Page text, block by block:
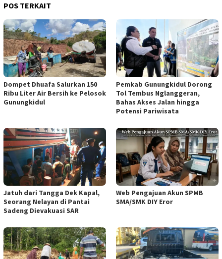
POS TERKAIT
Dompet Dhuafa Salurkan 150
Ribu Liter Air Bersih ke Pelosok
Gunungkidul
Pemkab Gunungkidul Dorong
Tol Tembus Nglanggeran,
Bahas Akses Jalan hingga
Potensi Pariwisata
Jatuh dari Tangga Dek Kapal,
Seorang Nelayan di Pantai
Sadeng Dievakuasi SAR
Web Pengajuan Akun SPMB
SMA/SMK DIY Eror